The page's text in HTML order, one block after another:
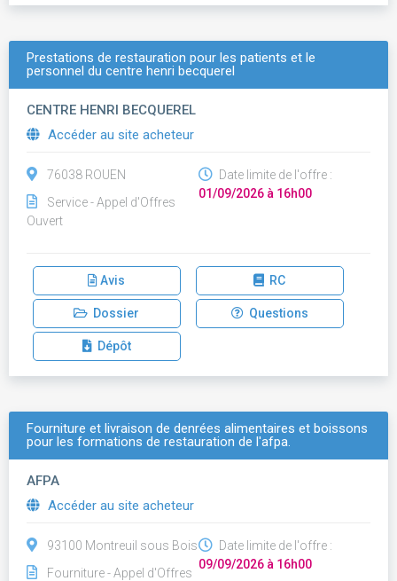
Prestations de restauration pour les patients et le
personnel du centre henri becquerel
CENTRE HENRI BECQUEREL
Accéder au site acheteur
76038 ROUEN
Service - Appel d'Offres
Ouvert
Date limite de l'offre :
01/09/2026 à 16h00
Avis RC
Dossier Questions
Dépôt
Fourniture et livraison de denrées alimentaires et boissons
pour les formations de restauration de l'afpa.
AFPA
Accéder au site acheteur
93100 Montreuil sous Bois
Fourniture - Appel d'Offres
Date limite de l'offre :
09/09/2026 à 16h00